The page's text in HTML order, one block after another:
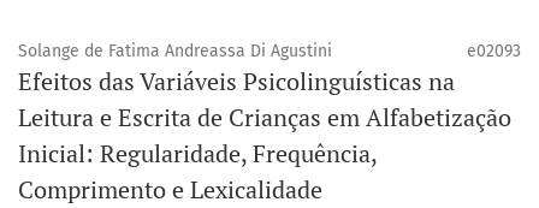
Solange de Fatima Andreassa Di Agustini e02093
Efeitos das Variáveis Psicolinguísticas na
Leitura e Escrita de Crianças em Alfabetização
Inicial: Regularidade, Frequência,
Comprimento e Lexicalidade